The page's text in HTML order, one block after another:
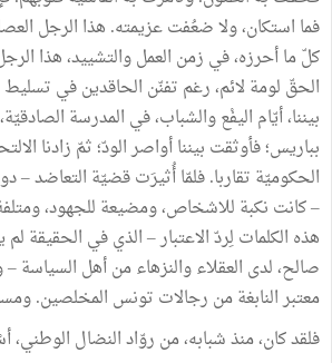
فما استكان،ولاضعُفتعزيمته. هذا الرجل
كلّماأحرزه،في زمن العملوالتشييد،هذا
الحقّ لومة لائم،رغم تفنّن الحاقدينفي تسليط
بيننا،أيّام اليفْعوالشباب،في المدرسة الصادقيّة،
بباريس؛فأوثقت بينناأواصرالودّ؛ثمّ زادنا
الحكوميّة تقاربا.فلمّاأُثيرَتقضيّة التعاضد–
–كانت نكبة للاشخاص،ومضيعة للجهود،
هذه الكلماتلِردّالاعتبار–الذيفي الحقيقة لم
صالح،لدى العقلاءوالنزهاءمنأهل السياسة–
معتبرالنابغةمن رجالات تونس المخلصين.
فلقدكان،منذشبابه،من روّادالنضال الوطني،